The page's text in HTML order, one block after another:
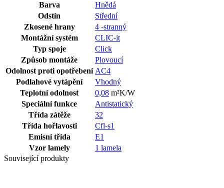
Barva
Hnědá
Odstín
Střední
Zkosené hrany
4 -stranný
Montážní systém
CLIC-it
Typ spoje
Click
Způsob montáže
Plovoucí
Odolnost proti opotřebení AC4
Podlahové vytápění
Vhodný
Teplotní odolnost
0,08 m²K/W
Speciální funkce
Antistatický
Třída zátěže
32
Třída hořlavosti
Cfl-s1
Emisní třída
E1
Vzor lamely
1 lamela
Související produkty